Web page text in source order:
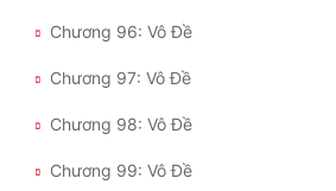
Chương 96: Vô Đề
Chương 97: Vô Đề
Chương 98: Vô Đề
Chương 99: Vô Đề